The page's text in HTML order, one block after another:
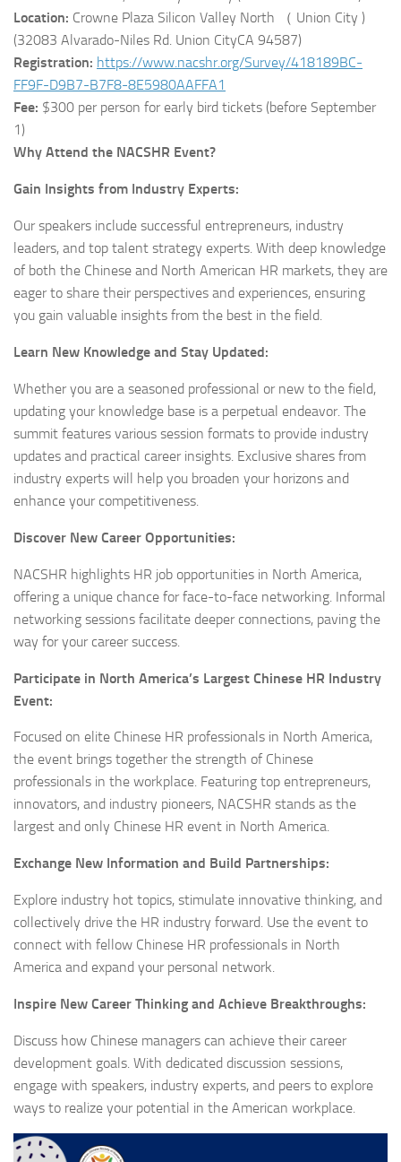
Location: Crowne Plaza Silicon Valley North （ Union City )
(32083 Alvarado-Niles Rd. Union CityCA 94587)
Registration: https://www.nacshr.org/Survey/418189BC-
FF9F-D9B7-B7F8-8E5980AAFFA1
Fee: $300 per person for early bird tickets (before September
1)
Why Attend the NACSHR Event?
Gain Insights from Industry Experts:
Our speakers include successful entrepreneurs, industry
leaders, and top talent strategy experts. With deep knowledge
of both the Chinese and North American HR markets, they are
eager to share their perspectives and experiences, ensuring
you gain valuable insights from the best in the field.
Learn New Knowledge and Stay Updated:
Whether you are a seasoned professional or new to the field,
updating your knowledge base is a perpetual endeavor. The
summit features various session formats to provide industry
updates and practical career insights. Exclusive shares from
industry experts will help you broaden your horizons and
enhance your competitiveness.
Discover New Career Opportunities:
NACSHR highlights HR job opportunities in North America,
offering a unique chance for face-to-face networking. Informal
networking sessions facilitate deeper connections, paving the
way for your career success.
Participate in North America’s Largest Chinese HR Industry
Event:
Focused on elite Chinese HR professionals in North America,
the event brings together the strength of Chinese
professionals in the workplace. Featuring top entrepreneurs,
innovators, and industry pioneers, NACSHR stands as the
largest and only Chinese HR event in North America.
Exchange New Information and Build Partnerships:
Explore industry hot topics, stimulate innovative thinking, and
collectively drive the HR industry forward. Use the event to
connect with fellow Chinese HR professionals in North
America and expand your personal network.
Inspire New Career Thinking and Achieve Breakthroughs:
Discuss how Chinese managers can achieve their career
development goals. With dedicated discussion sessions,
engage with speakers, industry experts, and peers to explore
ways to realize your potential in the American workplace.